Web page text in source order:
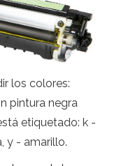
los colores:
pintura negra
etiquetado: k -
y - amarillo.